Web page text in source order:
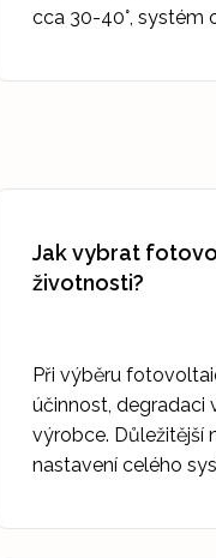
cca 30-40°, systém
Jak vybrat
životnosti?
Při výběru
účinnost, degradaci
výrobce. Důležitější
nastavení celého